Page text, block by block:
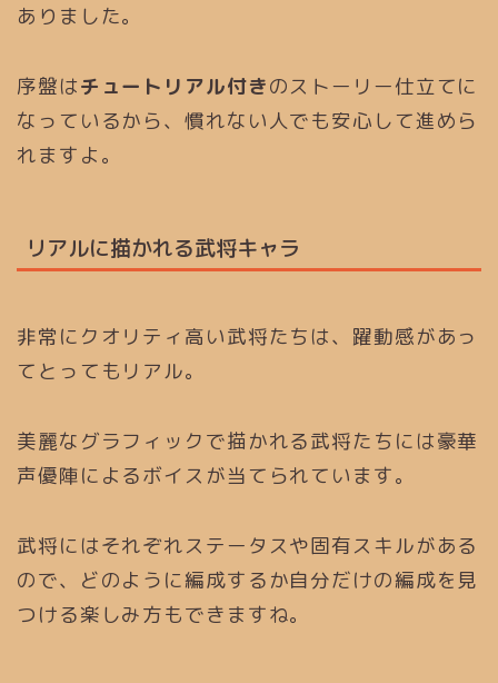
ありました。
序盤はチュートリアル付きのストーリー仕立てに
なっているから、慣れない人でも安心して進めら
れますよ。
リアルに描かれる武将キャラ
非常にクオリティ高い武将たちは、躍動感があっ
てとってもリアル。
美麗なグラフィックで描かれる武将たちには豪華
声優陣によるボイスが当てられています。
武将にはそれぞれステータスや固有スキルがある
ので、どのように編成するか自分だけの編成を見
つける楽しみ方もできますね。